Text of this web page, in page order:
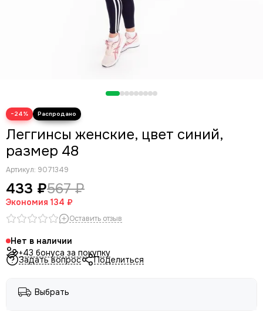
−24%
Леггинсы женские, цвет синий,
размер 48
Артикул: 9071349
433 ₽567 ₽
Экономия 134 ₽
Оставить отзыв
Нет в наличии
+43 бонуса за покупку
Задать вопрос Поделиться
Выбрать